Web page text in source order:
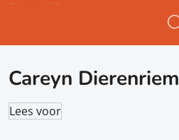
Careyn Dierenriem
Lees voor